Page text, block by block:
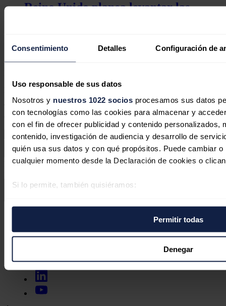
Consentimiento Detalles Configuración de
Uso responsable de sus datos
Nosotros y nuestros 1022 sociosprocesamos sus datos
con tecnologías como las cookies para almacenar y
con el fin de ofrecer publicidad y contenido personalizados,
contenido, investigación de audiencia y desarrollo de
quién usa sus datos y con qué propósitos. Puede cambiar
cualquier momento desde la Declaración de cookies o
Si lo permite, también quisiéramos:
Identificar su dispositivo analizándolo activamente
específicas (huellas digitales)
Obtenga más información sobre cómo se procesan sus
preferencias en lasección de datos. Puede cambiar o
momento en la Declaración de cookies.
Las cookies de este sitio web se usan para personalizar el
Permitir todas
Denegar
Reino Unido planea levantar las
Deja tu comentario
Tu dirección de correo electrónico no será publicada. Todos los
campos son obligatorios
Este sitio web está protegido por reCAPTCHA y laPolítica de